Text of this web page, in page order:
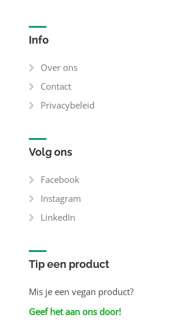
Info
Over ons
Contact
Privacybeleid
Volg ons
Facebook
Instagram
LinkedIn
Tip een product
Mis je een vegan product?
Geef het aan ons door!